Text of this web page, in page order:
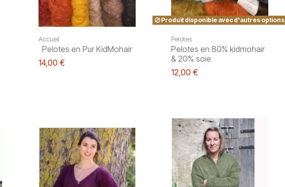
Accueil
Pelotes en Pur KidMohair
14,00 €
Produit disponible avec d'autres options
Pelotes
Pelotes en 80% kidmohair
& 20% soie
12,00 €